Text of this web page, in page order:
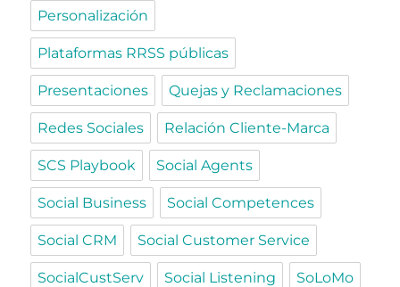
Personalización
Plataformas RRSS públicas
Presentaciones Quejas y Reclamaciones
Redes Sociales Relación Cliente-Marca
SCS Playbook Social Agents
Social Business Social Competences
Social CRM Social Customer Service
SocialCustServ Social Listening SoLoMo